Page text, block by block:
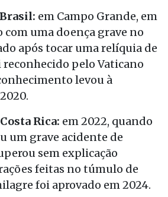
em Campo Grande, em
com uma doença grave no
após tocar uma relíquia de
reconhecido pelo Vaticano
levou à
Rica: em 2022, quando
um grave acidente de
sem explicação
feitas no túmulo de
foi aprovado em 2024.